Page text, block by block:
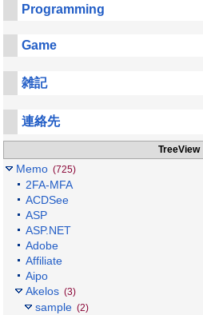
Programming
Game
雑記
連絡先
TreeView
Memo (725)
2FA-MFA
ACDSee
ASP
ASP.NET
Adobe
Affiliate
Aipo
Akelos (3)
sample (2)